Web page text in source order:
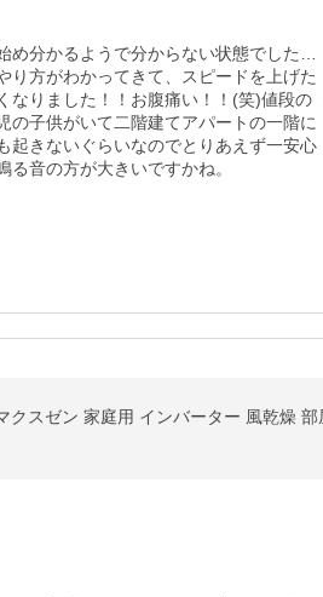
め分かるようで分からない状態でした…
り方がわかってきて、スピードを上げた
なりました！！お腹痛い！！(笑)値段の
の子供がいて二階建てアパートの一階に
起きないぐらいなのでとりあえず一安心
音の方が大きいですかね。
スゼン 家庭用 インバーター 風乾燥